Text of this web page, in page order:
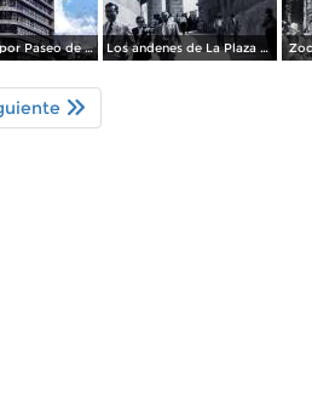
Un edificio por Paseo de La Reforma 1950 Los andenes de La Plaza de toros Ciudad de México 1950